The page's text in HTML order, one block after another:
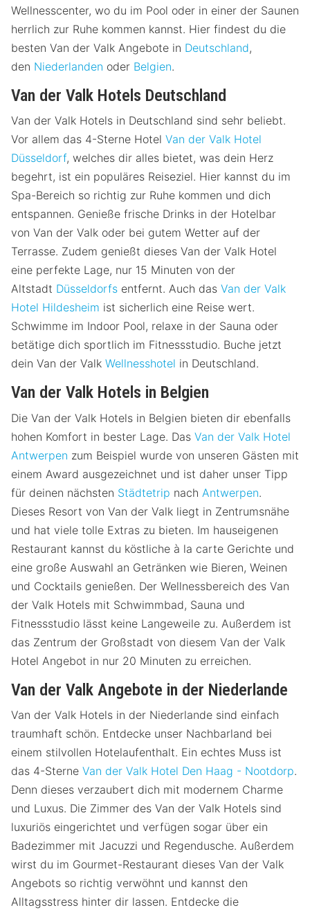
Wellnesscenter, wo du im Pool oder in einer der Saunen
herrlich zur Ruhe kommen kannst. Hier findest du die
besten Van der Valk Angebote in Deutschland,
den Niederlanden oder Belgien.
Van der Valk Hotels Deutschland
Van der Valk Hotels in Deutschland sind sehr beliebt.
Vor allem das 4-Sterne Hotel Van der Valk Hotel
Düsseldorf, welches dir alles bietet, was dein Herz
begehrt, ist ein populäres Reiseziel. Hier kannst du im
Spa-Bereich so richtig zur Ruhe kommen und dich
entspannen. Genieße frische Drinks in der Hotelbar
von Van der Valk oder bei gutem Wetter auf der
Terrasse. Zudem genießt dieses Van der Valk Hotel
eine perfekte Lage, nur 15 Minuten von der
Altstadt Düsseldorfs entfernt. Auch das Van der Valk
Hotel Hildesheim ist sicherlich eine Reise wert.
Schwimme im Indoor Pool, relaxe in der Sauna oder
betätige dich sportlich im Fitnessstudio. Buche jetzt
dein Van der Valk Wellnesshotel in Deutschland.
Van der Valk Hotels in Belgien
Die Van der Valk Hotels in Belgien bieten dir ebenfalls
hohen Komfort in bester Lage. Das Van der Valk Hotel
Antwerpen zum Beispiel wurde von unseren Gästen mit
einem Award ausgezeichnet und ist daher unser Tipp
für deinen nächsten Städtetrip nach Antwerpen.
Dieses Resort von Van der Valk liegt in Zentrumsnähe
und hat viele tolle Extras zu bieten. Im hauseigenen
Restaurant kannst du köstliche à la carte Gerichte und
eine große Auswahl an Getränken wie Bieren, Weinen
und Cocktails genießen. Der Wellnessbereich des Van
der Valk Hotels mit Schwimmbad, Sauna und
Fitnessstudio lässt keine Langeweile zu. Außerdem ist
das Zentrum der Großstadt von diesem Van der Valk
Hotel Angebot in nur 20 Minuten zu erreichen.
Van der Valk Angebote in der Niederlande
Van der Valk Hotels in der Niederlande sind einfach
traumhaft schön. Entdecke unser Nachbarland bei
einem stilvollen Hotelaufenthalt. Ein echtes Muss ist
das 4-Sterne Van der Valk Hotel Den Haag - Nootdorp.
Denn dieses verzaubert dich mit modernem Charme
und Luxus. Die Zimmer des Van der Valk Hotels sind
luxuriös eingerichtet und verfügen sogar über ein
Badezimmer mit Jacuzzi und Regendusche. Außerdem
wirst du im Gourmet-Restaurant dieses Van der Valk
Angebots so richtig verwöhnt und kannst den
Alltagsstress hinter dir lassen. Entdecke die